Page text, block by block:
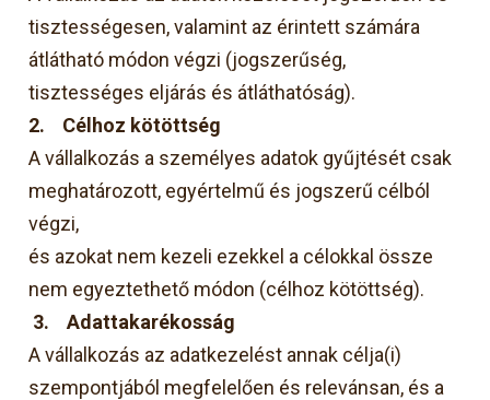
tisztességesen, valamint az érintett számára
átlátható módon végzi (jogszerűség,
tisztességes eljárás és átláthatóság).
2. Célhoz kötöttség
A vállalkozás a személyes adatok gyűjtését csak
meghatározott, egyértelmű és jogszerű célból
végzi,
és azokat nem kezeli ezekkel a célokkal össze
nem egyeztethető módon (célhoz kötöttség).
3.Adattakarékosság
A vállalkozás az adatkezelést annak célja(i)
szempontjából megfelelően és relevánsan, és a